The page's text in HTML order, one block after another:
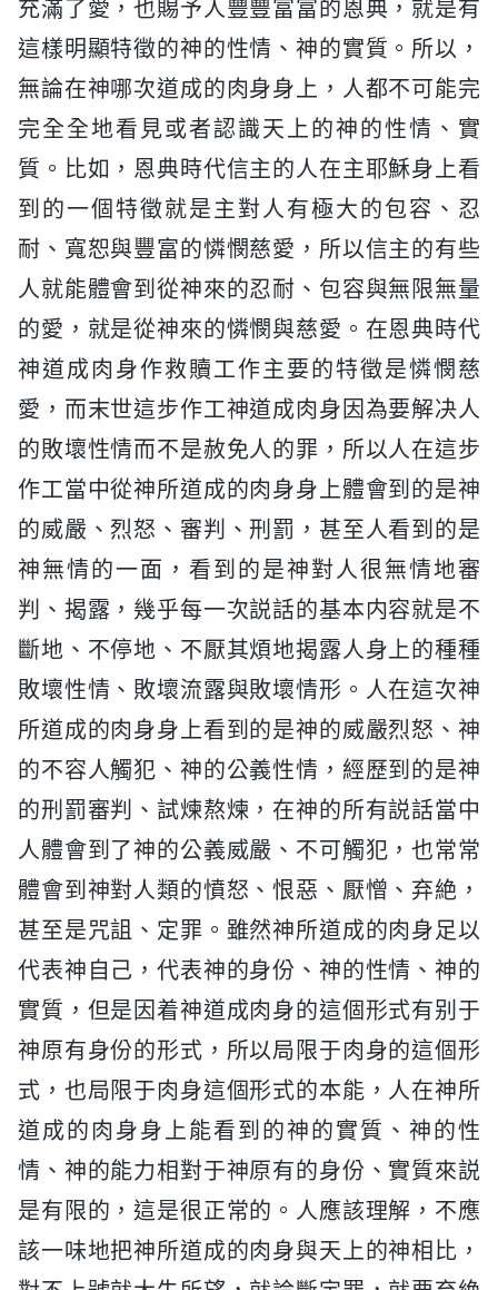
充滿了愛，也賜予人豐豐富富的恩典，就是有
這樣明顯特徵的神的性情、神的實質。所以，
無論在神哪次道成的肉身身上，人都不可能完
完全全地看見或者認識天上的神的性情、實
質。比如，恩典時代信主的人在主耶穌身上看
到的一個特徵就是主對人有極大的包容、忍
耐、寬恕與豐富的憐憫慈愛，所以信主的有些
人就能體會到從神來的忍耐、包容與無限無量
的愛，就是從神來的憐憫與慈愛。在恩典時代
神道成肉身作救贖工作主要的特徵是憐憫慈
愛，而末世這步作工神道成肉身因為要解决人
的敗壞性情而不是赦免人的罪，所以人在這步
作工當中從神所道成的肉身身上體會到的是神
的威嚴、烈怒、審判、刑罰，甚至人看到的是
神無情的一面，看到的是神對人很無情地審
判、揭露，幾乎每一次説話的基本内容就是不
斷地、不停地、不厭其煩地揭露人身上的種種
敗壞性情、敗壞流露與敗壞情形。人在這次神
所道成的肉身身上看到的是神的威嚴烈怒、神
的不容人觸犯、神的公義性情，經歷到的是神
的刑罰審判、試煉熬煉，在神的所有説話當中
人體會到了神的公義威嚴、不可觸犯，也常常
體會到神對人類的憤怒、恨惡、厭憎、弃絶，
甚至是咒詛、定罪。雖然神所道成的肉身足以
代表神自己，代表神的身份、神的性情、神的
實質，但是因着神道成肉身的這個形式有别于
神原有身份的形式，所以局限于肉身的這個形
式，也局限于肉身這個形式的本能，人在神所
道成的肉身身上能看到的神的實質、神的性
情、神的能力相對于神原有的身份、實質來説
是有限的，這是很正常的。人應該理解，不應
該一味地把神所道成的肉身與天上的神相比，